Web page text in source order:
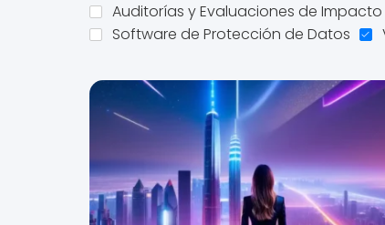
Auditorías y Evaluaciones de
Software de Protección de Datos